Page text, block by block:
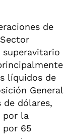
de
líquidos de
General
de dólares,
por la
por 65